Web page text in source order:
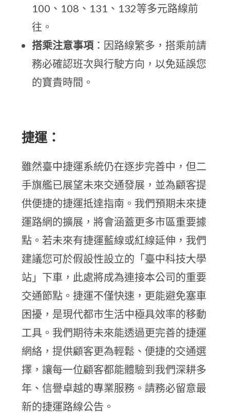
100、108、131、132等多元路線前
往。
搭乘注意事項 ：因路線繁多，搭乘前請
務必確認班次與行駛方向，以免延誤您
的寶貴時間。
捷運：
雖然臺中捷運系統仍在逐步完善中，但二
手旗艦已展望未來交通發展，並為顧客提
供便捷的捷運抵達指南。我們預期未來捷
運路網的擴展，將會涵蓋更多市區重要據
點。若未來有捷運藍線或紅線延伸，我們
建議您可於假設性設立的「臺中科技大學
站」下車，此處將成為連接本公司的重要
交通節點。捷運不僅快速，更能避免塞車
困擾，是現代都市生活中極具效率的移動
工具。我們期待未來能透過更完善的捷運
網絡，提供顧客更為輕鬆、便捷的交通選
擇，讓每一位顧客都能體驗到我們深耕多
年、信譽卓越的專業服務。請務必留意最
新的捷運路線公告。